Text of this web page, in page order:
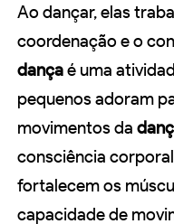
Ao dançar, elas
coordenação e o
dançaé uma
pequenos adoram
movimentos da
consciência
fortalecem os
capacidade de